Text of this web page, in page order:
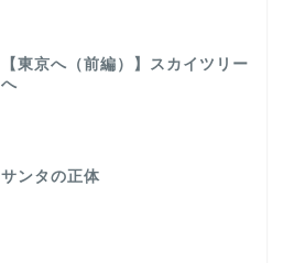
【東京へ（前編）】スカイツリー
へ
サンタの正体